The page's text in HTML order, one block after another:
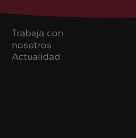
Trabaja con
nosotros
Actualidad